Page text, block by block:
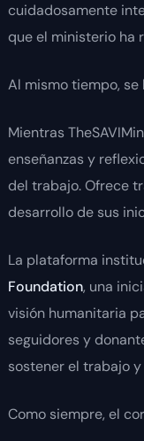
cuidadosamente
que el ministerio ha
Al mismo tiempo,
Mientras
enseñanzas y
del trabajo. Ofrece
desarrollo de sus
La plataforma
Foundation, una
visión humanitaria
seguidores y
sostener el trabajo
Como siempre, el